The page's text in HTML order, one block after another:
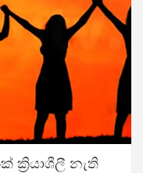
ක්‍රියාශීලී නැති